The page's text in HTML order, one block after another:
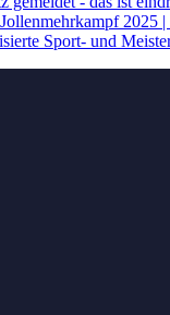
Sport- und